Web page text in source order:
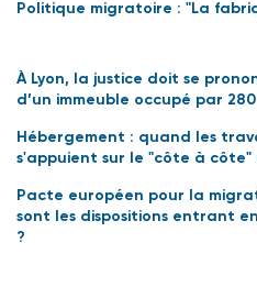
Politique migratoire : "La
À Lyon, la justice doit se
d’un immeuble occupé par
Hébergement : quand les
s'appuient sur le "côte à côte"
Pacte européen pour la
sont les dispositions entrant
?